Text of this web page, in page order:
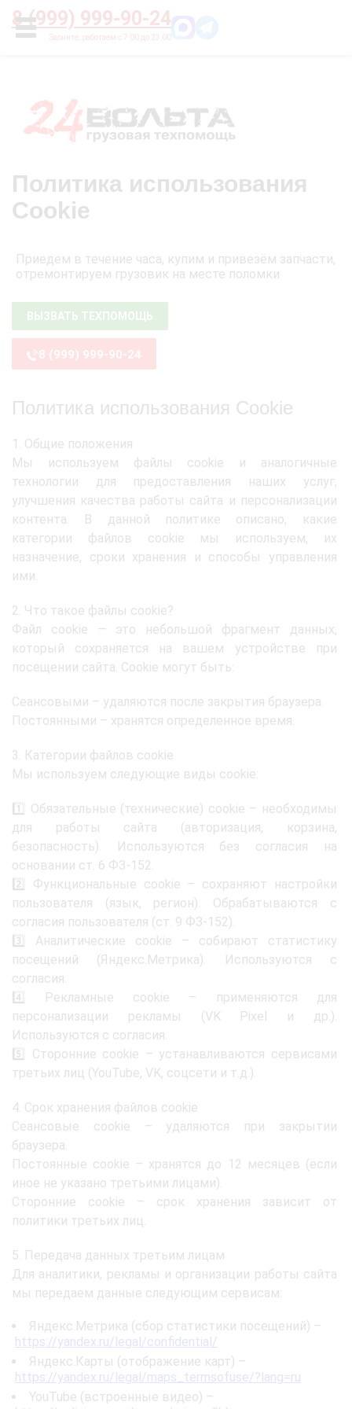
8 (999) 999-90-24
УСЛУГИ
Главная О нас Цены
Политика использования
Cookie
Приедем в течение часа, купим и привезём запчасти,
отремонтируем грузовик на месте поломки
ВЫЗВАТЬ ТЕХПОМОЩЬ
8 (999) 999-90-24
Политика использования Cookie
1. Общие положения
Мы используем файлы cookie и аналогичные
технологии для предоставления наших услуг,
улучшения качества работы сайта и персонализации
контента. В данной политике описано, какие
категории файлов cookie мы используем, их
назначение, сроки хранения и способы управления
ими.
2. Что такое файлы cookie?
Файл cookie — это небольшой фрагмент данных,
который сохраняется на вашем устройстве при
посещении сайта. Cookie могут быть:
Сеансовыми – удаляются после закрытия браузера.
Постоянными – хранятся определенное время.
3. Категории файлов cookie
Мы используем следующие виды cookie:
1️⃣ Обязательные (технические) cookie – необходимы
для работы сайта (авторизация, корзина,
безопасность). Используются без согласия на
основании ст. 6 ФЗ-152.
2️⃣ Функциональные cookie – сохраняют настройки
пользователя (язык, регион). Обрабатываются с
согласия пользователя (ст. 9 ФЗ-152).
3️⃣ Аналитические cookie – собирают статистику
посещений (Яндекс.Метрика). Используются с
согласия.
4️⃣ Рекламные cookie – применяются для
персонализации рекламы (VK Pixel и др.).
Используются с согласия.
5️⃣ Сторонние cookie – устанавливаются сервисами
третьих лиц (YouTube, VK, соцсети и т.д.).
4. Срок хранения файлов cookie
Сеансовые cookie – удаляются при закрытии
браузера.
Постоянные cookie – хранятся до 12 месяцев (если
иное не указано третьими лицами).
Сторонние cookie – срок хранения зависит от
политики третьих лиц.
5. Передача данных третьим лицам
Для аналитики, рекламы и организации работы сайта
мы передаем данные следующим сервисам:
Яндекс.Метрика (сбор статистики посещений) –
https://yandex.ru/legal/confidential/
Яндекс.Карты (отображение карт) –
https://yandex.ru/legal/maps_termsofuse/?lang=ru
YouTube (встроенные видео) –